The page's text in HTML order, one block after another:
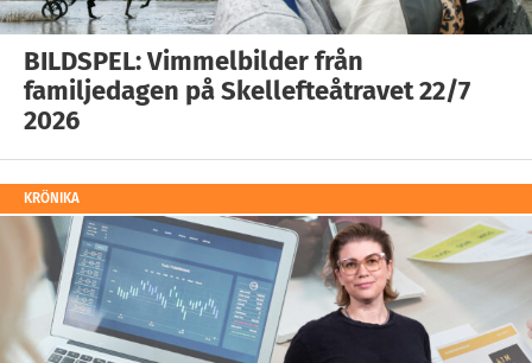
BILDSPEL: Vimmelbilder från
familjedagen på Skellefteåtravet 22/7
2026
KRÖNIKA